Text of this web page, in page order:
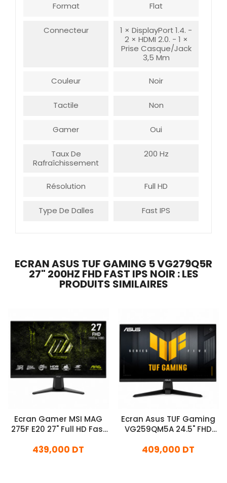
Format Flat
Connecteur
1 × DisplayPort 1.4. -
2 × HDMI 2.0. - 1 ×
Prise Casque/jack
3,5 Mm
Couleur Noir
Tactile Non
Gamer Oui
Taux De
Rafraîchissement
200 Hz
Résolution Full HD
Type De Dalles Fast IPS
ECRAN ASUS TUF GAMING 5 VG279Q5R
27" 200HZ FHD FAST IPS NOIR : LES
PRODUITS SIMILAIRES
Ecran Gamer MSI MAG
275F E20 27" Full HD Fast
439,000 DT
Ecran Asus TUF Gaming
VG259QM5A 24.5" FHD
409,000 DT